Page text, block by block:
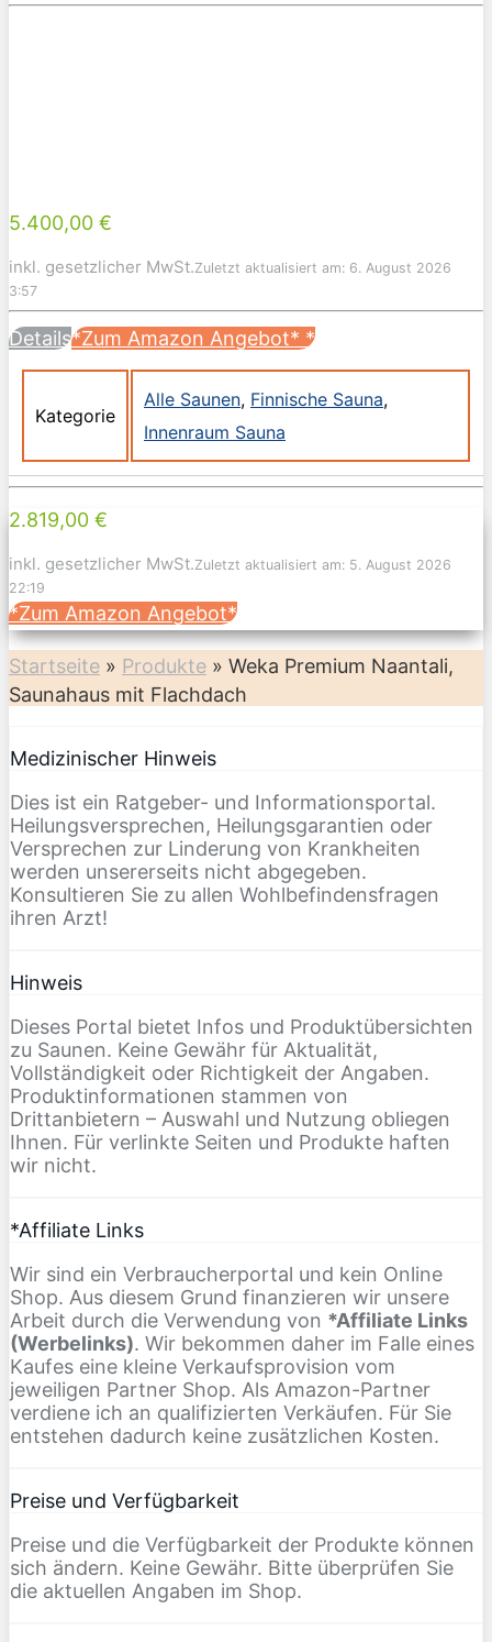
5.400,00 €
inkl. gesetzlicher MwSt.Zuletzt aktualisiert am: 6. August 2026
3:57
Details*Zum Amazon Angebot* *
Kategorie
Alle Saunen, Finnische Sauna,
Innenraum Sauna
2.819,00 €
inkl. gesetzlicher MwSt.Zuletzt aktualisiert am: 5. August 2026
22:19
*Zum Amazon Angebot*
Startseite » Produkte » Weka Premium Naantali,
Saunahaus mit Flachdach
Medizinischer Hinweis
Dies ist ein Ratgeber- und Informationsportal.
Heilungsversprechen, Heilungsgarantien oder
Versprechen zur Linderung von Krankheiten
werden unsererseits nicht abgegeben.
Konsultieren Sie zu allen Wohlbefindensfragen
ihren Arzt!
Hinweis
Dieses Portal bietet Infos und Produktübersichten
zu Saunen. Keine Gewähr für Aktualität,
Vollständigkeit oder Richtigkeit der Angaben.
Produktinformationen stammen von
Drittanbietern – Auswahl und Nutzung obliegen
Ihnen. Für verlinkte Seiten und Produkte haften
wir nicht.
*Affiliate Links
Wir sind ein Verbraucherportal und kein Online
Shop. Aus diesem Grund finanzieren wir unsere
Arbeit durch die Verwendung von *Affiliate Links
(Werbelinks). Wir bekommen daher im Falle eines
Kaufes eine kleine Verkaufsprovision vom
jeweiligen Partner Shop. Als Amazon-Partner
verdiene ich an qualifizierten Verkäufen. Für Sie
entstehen dadurch keine zusätzlichen Kosten.
Preise und Verfügbarkeit
Preise und die Verfügbarkeit der Produkte können
sich ändern. Keine Gewähr. Bitte überprüfen Sie
die aktuellen Angaben im Shop.